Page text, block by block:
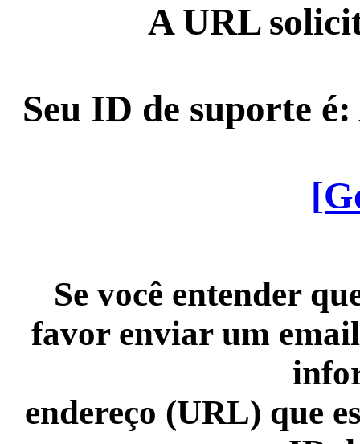
A URL
Seu ID de suporte
Se você entender
favor enviar um
endereço (URL) que